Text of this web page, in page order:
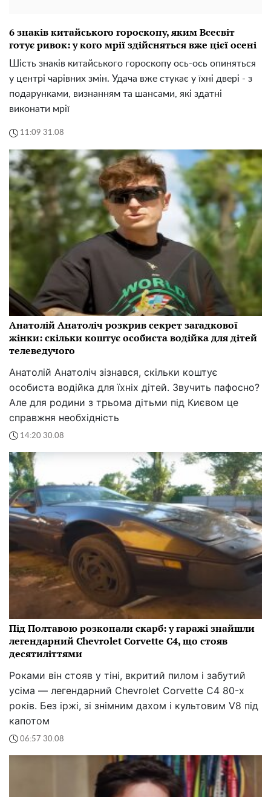
6 знаків китайського гороскопу, яким Всесвіт
готує ривок: у кого мрії здійсняться вже цієї осені
Шість знаків китайського гороскопу ось-ось опиняться
у центрі чарівних змін. Удача вже стукає у їхні двері - з
подарунками, визнанням та шансами, які здатні
виконати мрії
11:09 31.08
Анатолій Анатоліч розкрив секрет загадкової
жінки: скільки коштує особиста водійка для дітей
телеведучого
Анатолій Анатоліч зізнався, скільки коштує
особиста водійка для їхніх дітей. Звучить пафосно?
Але для родини з трьома дітьми під Києвом це
справжня необхідність
14:20 30.08
Під Полтавою розкопали скарб: у гаражі знайшли
легендарний Chevrolet Corvette C4, що стояв
десятиліттями
Роками він стояв у тіні, вкритий пилом і забутий
усіма — легендарний Chevrolet Corvette C4 80-х
років. Без іржі, зі знімним дахом і культовим V8 під
капотом
06:57 30.08